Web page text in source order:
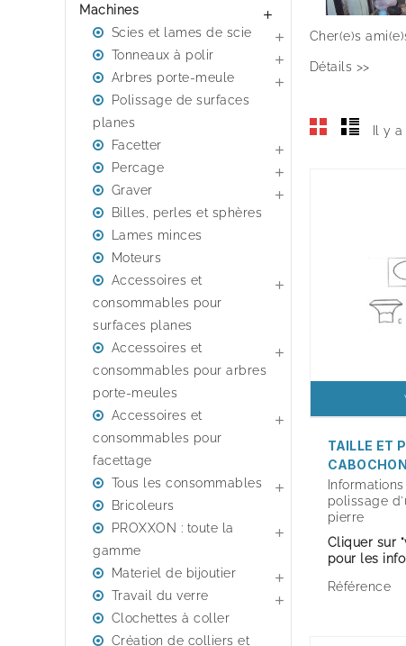
Machines 
Scies et lames de scie 
Tonneaux à polir 
Arbres porte-meule 
Polissage de surfaces
planes
Facetter

Percage 
Graver 
Billes, perles et sphères
Lames minces
Moteurs
Accessoires et
consommables pour
surfaces planes

Accessoires et
consommables pour arbres
porte-meules

Accessoires et
consommables pour
facettage

Tous les consommables 
Bricoleurs
PROXXON : toute la
gamme

Materiel de bijoutier 
Travail du verre 
Clochettes à coller
Création de colliers et
Cher(e)s
Détails >>
Il y
TAILLE ET
CABOCHON
polissage
pierre
Cliquer sur
pour les
Référence